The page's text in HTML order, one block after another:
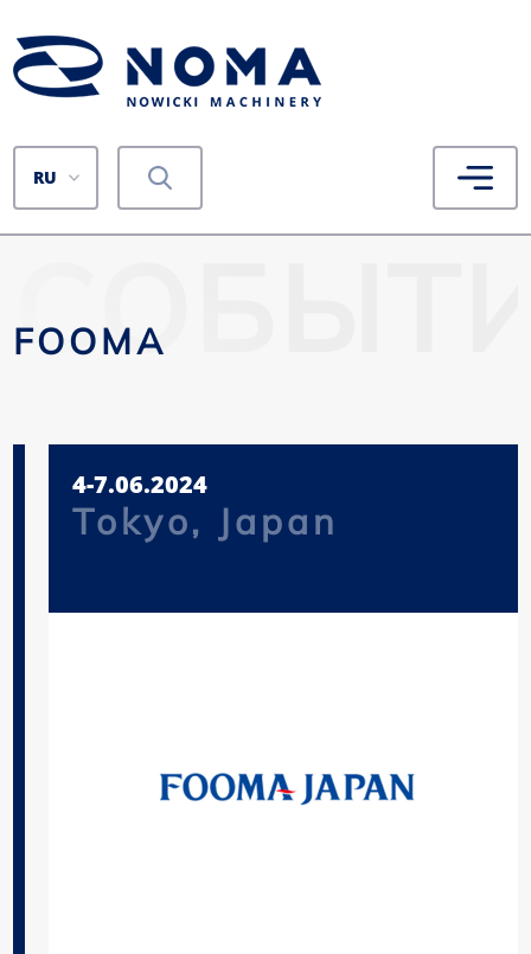
RU
FOOMA
4-7.06.2024
Tokyo, Japan